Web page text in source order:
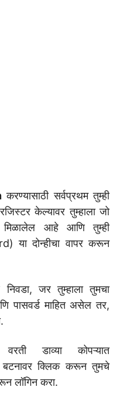
करण्यासाठी सर्वप्रथम तुम्ही
केल्यावर तुम्हाला जो
मिळालेल आहे आणि तुम्ही
या दोन्हीचा वापर करून
निवडा, जर तुम्हाला तुमचा
पासवर्ड माहित असेल तर,
वरती डाव्या कोपऱ्यात
क्लिक करून तुमचे
लॉगिन करा.